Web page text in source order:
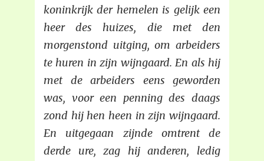
koninkrijk der hemelen is gelijk een
heer des huizes, die met den
morgenstond uitging, om arbeiders
te huren in zijn wijngaard. En als hij
met de arbeiders eens geworden
was, voor een penning des daags
zond hij hen heen in zijn wijngaard.
En uitgegaan zijnde omtrent de
derde ure, zag hij anderen, ledig